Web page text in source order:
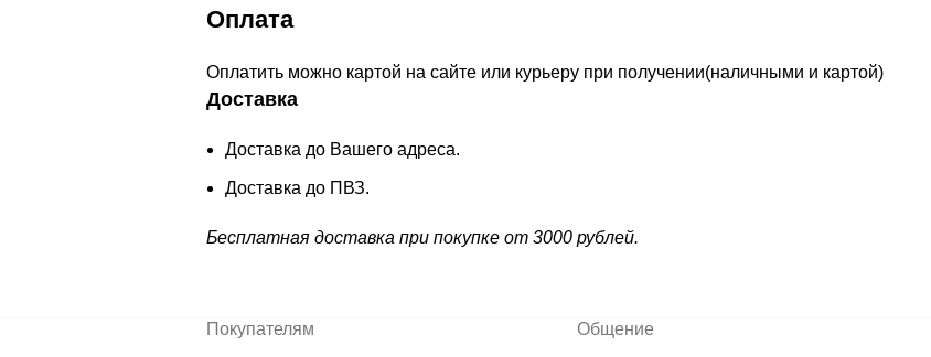
Оплата
Оплатить можно картой на сайте или курьеру при получении(наличными и картой)
Доставка
Доставка до Вашего адреса.
Доставка до ПВЗ.
Бесплатная доставка при покупке от 3000 рублей.
Покупателям Общение